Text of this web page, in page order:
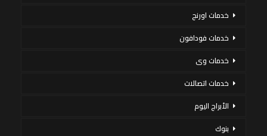
خدمات اورنج
خدمات فودافون
خدمات وى
خدمات اتصالات
الأبراج اليوم
بنوك